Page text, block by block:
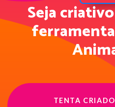
Seja
TENTA